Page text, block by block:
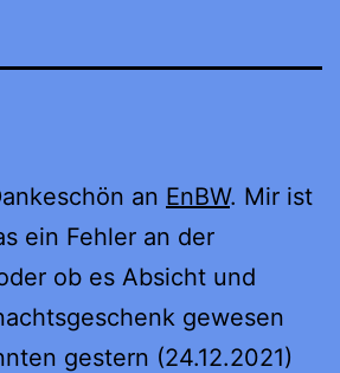
an EnBW. Mir ist
ein Fehler an der
ob es Absicht und
gewesen
gestern (24.12.2021)